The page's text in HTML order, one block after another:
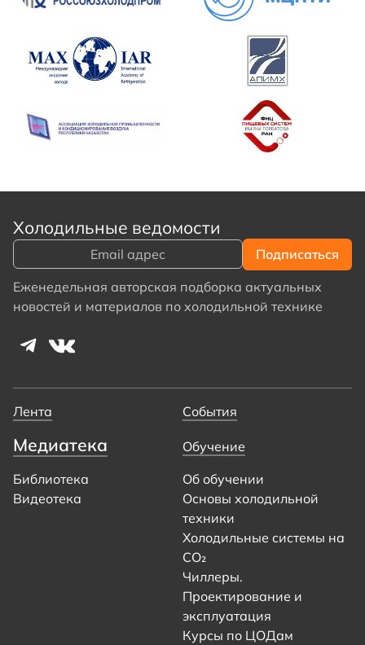
Холодильные ведомости
Еженедельная авторская подборка актуальных
новостей и материалов по холодильной технике
Лента События
Медиатека
Библиотека
Видеотека
Обучение
Об обучении
Основы холодильной
техники
Холодильные системы на
CO₂
Чиллеры.
Проектирование и
эксплуатация
Курсы по ЦОДам